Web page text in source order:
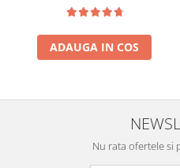
ADAUGA IN COS
Nu rata ofertele si